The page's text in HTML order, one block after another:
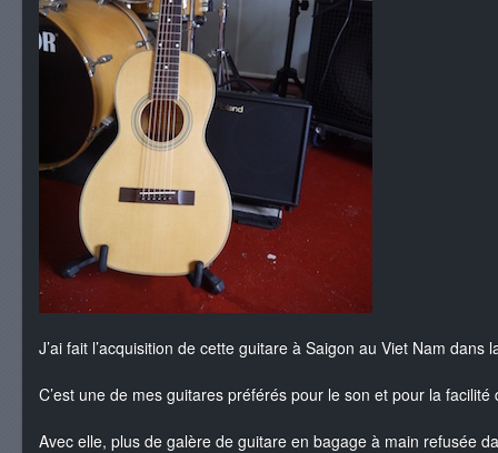
J’ai fait l’acquisition de cette guitare à Saigon au Viet Nam
C’est une de mes guitares préférés pour le son et pour la
Avec elle, plus de galère de guitare en bagage à main refusée